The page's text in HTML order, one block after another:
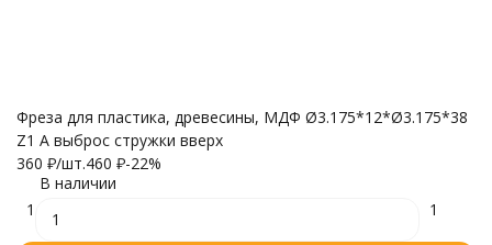
Фреза для пластика, древесины, МДФ Ø3.175*12*Ø3.175*38
Z1 A выброс стружки вверх
360 ₽/шт.460 ₽-22%
В наличии
1
1